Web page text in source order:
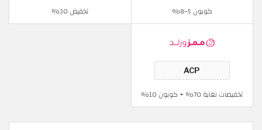
كوبون 5–8% تخفيض 30%
تخفيضات لغاية 70% + كوبون 10%